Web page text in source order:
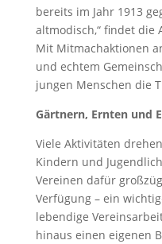
bereits im Jahr 1913
altmodisch,“ findet die
Mit Mitmachaktionen
und echtem
jungen Menschen die
Gärtnern, Ernten und
Viele Aktivitäten
Kindern und
Vereinen dafür
Verfügung – ein
lebendige
hinaus einen eigenen